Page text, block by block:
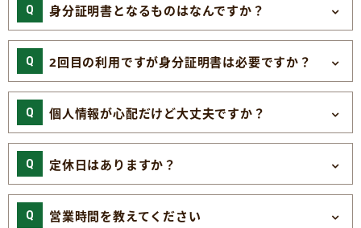
身分証明書となるものはなんですか？
2回目の利用ですが身分証明書は必要ですか？
個人情報が心配だけど大丈夫ですか？
定休日はありますか？
営業時間を教えてください